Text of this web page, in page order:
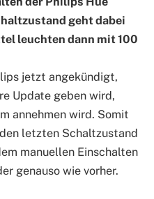
geht dabei
leuchten dann mit 100
jetzt angekündigt,
Update geben wird,
annehmen wird. Somit
letzten Schaltzustand
manuellen Einschalten
genauso wie vorher.